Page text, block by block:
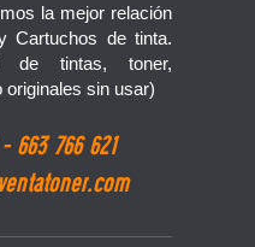
la mejor relación
Cartuchos de tinta.
de tintas, toner,
sin usar)
- 663 766 621